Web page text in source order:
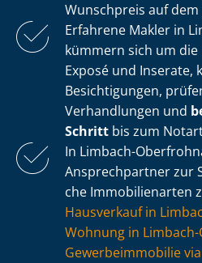
Wunschpreis auf dem
Erfahrene Makler in
kümmern sich um
Exposé und Inserate,
Besichtigungen,
Verhandlungen und
Schritt bis zum
In Limbach-
Ansprechpartner zur
che Immobilienarten
Hausverkauf in
Wohnung in
Ge­wer­be­im­mo­bi­lie